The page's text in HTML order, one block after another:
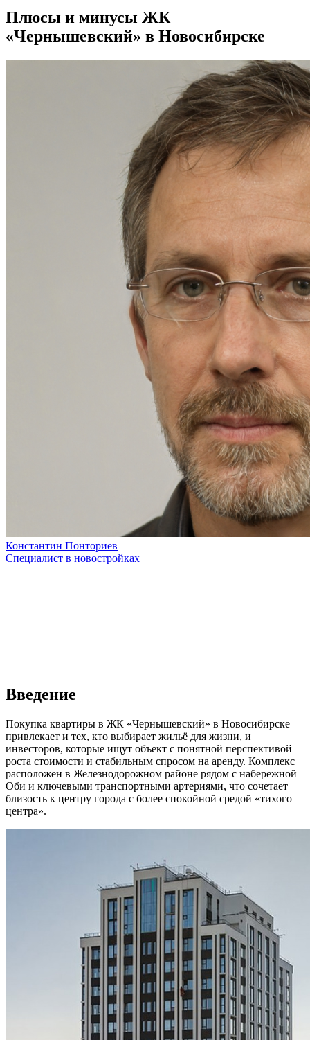
Плюсы и минусы ЖК
«Чернышевский» в Новосибирске
Константин Понториев
Специалист в новостройках
Введение
Покупка квартиры в ЖК «Чернышевский» в Новосибирске
привлекает и тех, кто выбирает жильё для жизни, и
инвесторов, которые ищут объект с понятной перспективой
роста стоимости и стабильным спросом на аренду. Комплекс
расположен в Железнодорожном районе рядом с набережной
Оби и ключевыми транспортными артериями, что сочетает
близость к центру города с более спокойной средой «тихого
центра».